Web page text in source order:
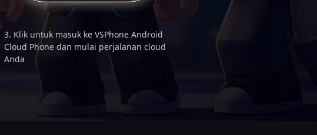
3. Klik untuk masuk ke VSPhone Android
Cloud Phone dan mulai perjalanan cloud
Anda